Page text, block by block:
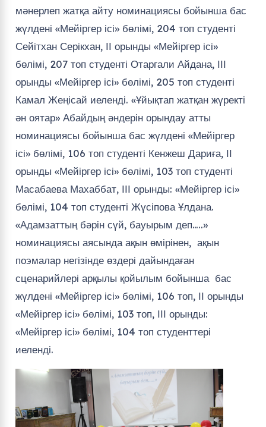
мәнерлеп жатқа айту номинациясы бойынша бас
жүлдені «Мейіргер ісі» бөлімі, 204 топ студенті
Сейітхан Серікхан, ІІ орынды «Мейіргер ісі»
бөлімі, 207 топ студенті Отаргали Айдана, ІІІ
орынды «Мейіргер ісі» бөлімі, 205 топ студенті
Камал Жеңісай иеленді. «Ұйықтап жатқан жүректі
ән оятар» Абайдың әндерін орындау атты
номинациясы бойынша бас жүлдені «Мейіргер
ісі» бөлімі, 106 топ студенті Кенжеш Дариға, ІІ
орынды «Мейіргер ісі» бөлімі, 103 топ студенті
Масабаева Махаббат, ІІІ орынды: «Мейіргер ісі»
бөлімі, 104 топ студенті Жүсіпова Ұлдана.
«Адамзаттың бәрін сүй, бауырым деп…..»
номинациясы аясында ақын өмірінен, ақын
поэмалар негізінде өздері дайындаған
сценарийлері арқылы қойылым бойынша бас
жүлдені «Мейіргер ісі» бөлімі, 106 топ, ІІ орынды
«Мейіргер ісі» бөлімі, 103 топ, ІІІ орынды:
«Мейіргер ісі» бөлімі, 104 топ студенттері
иеленді.